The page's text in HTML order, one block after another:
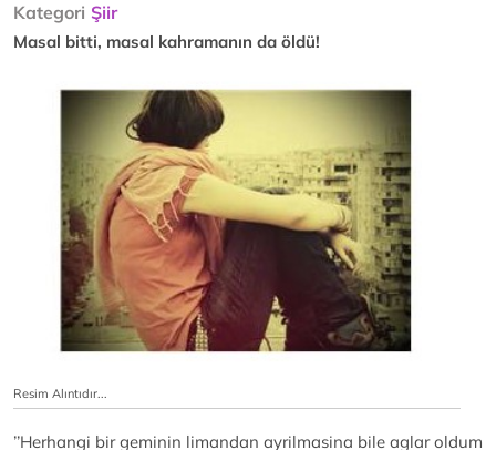
Kategori Şiir
Masal bitti, masal kahramanın da öldü!
Resim Alıntıdır...
’’Herhangi bir geminin limandan ayrilmasina bile aglar oldum